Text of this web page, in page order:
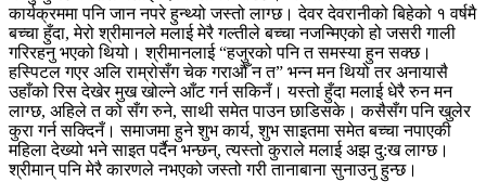
कार्यक्रममा पनि जान नपरे हुन्थ्यो जस्तो लाग्छ। देवर देवरानीको बिहेको १ वर्षमै
बच्चा हुँदा, मेरो श्रीमानले मलाई मेरै गल्तीले बच्चा नजन्मिएको हो जसरी गाली
गरिरहनु भएको थियो। श्रीमानलाई “हजुरको पनि त समस्या हुन सक्छ।
हस्पिटल गएर अलि राम्रोसँग चेक गराऔँ न त” भन्न मन थियो तर अनायासै
उहाँको रिस देखेर मुख खोल्ने आँट गर्न सकिनँ। यस्तो हुँदा मलाई धेरै रुन मन
लाग्छ, अहिले त को सँग रुने, साथी समेत पाउन छाडिसके। कसैसँग पनि खुलेर
कुरा गर्न सक्दिनँ। समाजमा हुने शुभ कार्य, शुभ साइतमा समेत बच्चा नपाएकी
महिला देख्यो भने साइत पर्दैन भन्छन्, त्यस्तो कुराले मलाई अझ दु:ख लाग्छ।
श्रीमान् पनि मेरै कारणले नभएको जस्तो गरी तानाबाना सुनाउनु हुन्छ।